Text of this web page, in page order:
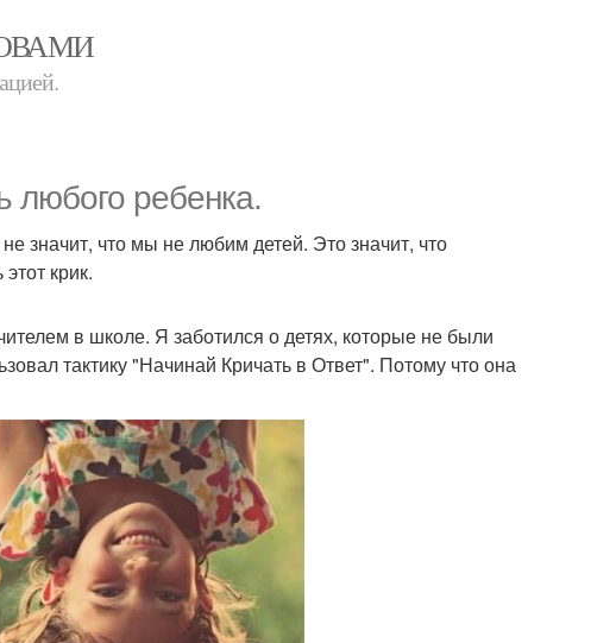
любого ребенка.
значит, что мы не любим детей. Это значит, что
крик.
в школе. Я заботился о детях, которые не были
тактику "Начинай Кричать в Ответ". Потому что она